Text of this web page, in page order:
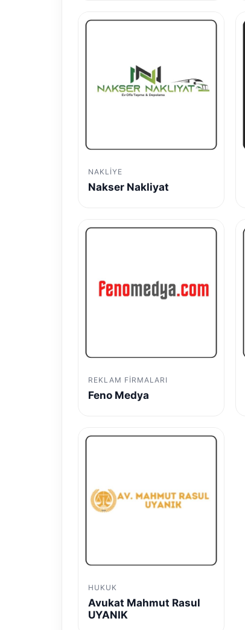
NAKLIYE
Nakser Nakliyat
REKLAM FIRMALARI
Feno Medya
HUKUK
Avukat Mahmut Rasul
UYANIK